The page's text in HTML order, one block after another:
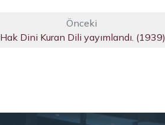
Önceki
Hak Dini Kuran Dili yayımlandı. (1939)